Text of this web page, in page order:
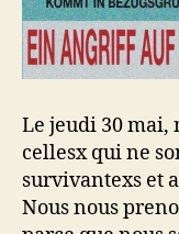
Le jeudi 30 mai,
cellesx qui ne
survivantexs et
Nous nous